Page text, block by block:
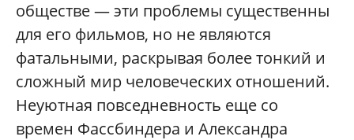
обществе — эти проблемы существенны
для его фильмов, но не являются
фатальными, раскрывая более тонкий и
сложный мир человеческих отношений.
Неуютная повседневность еще со
времен Фассбиндера и Александра